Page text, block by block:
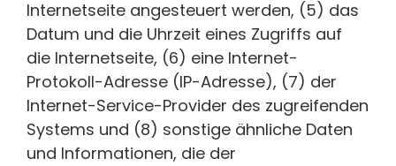
Internetseite angesteuert werden, (5) das
Datum und die Uhrzeit eines Zugriffs auf
die Internetseite, (6) eine Internet-
Protokoll-Adresse (IP-Adresse), (7) der
Internet-Service-Provider des zugreifenden
Systems und (8) sonstige ähnliche Daten
und Informationen, die der